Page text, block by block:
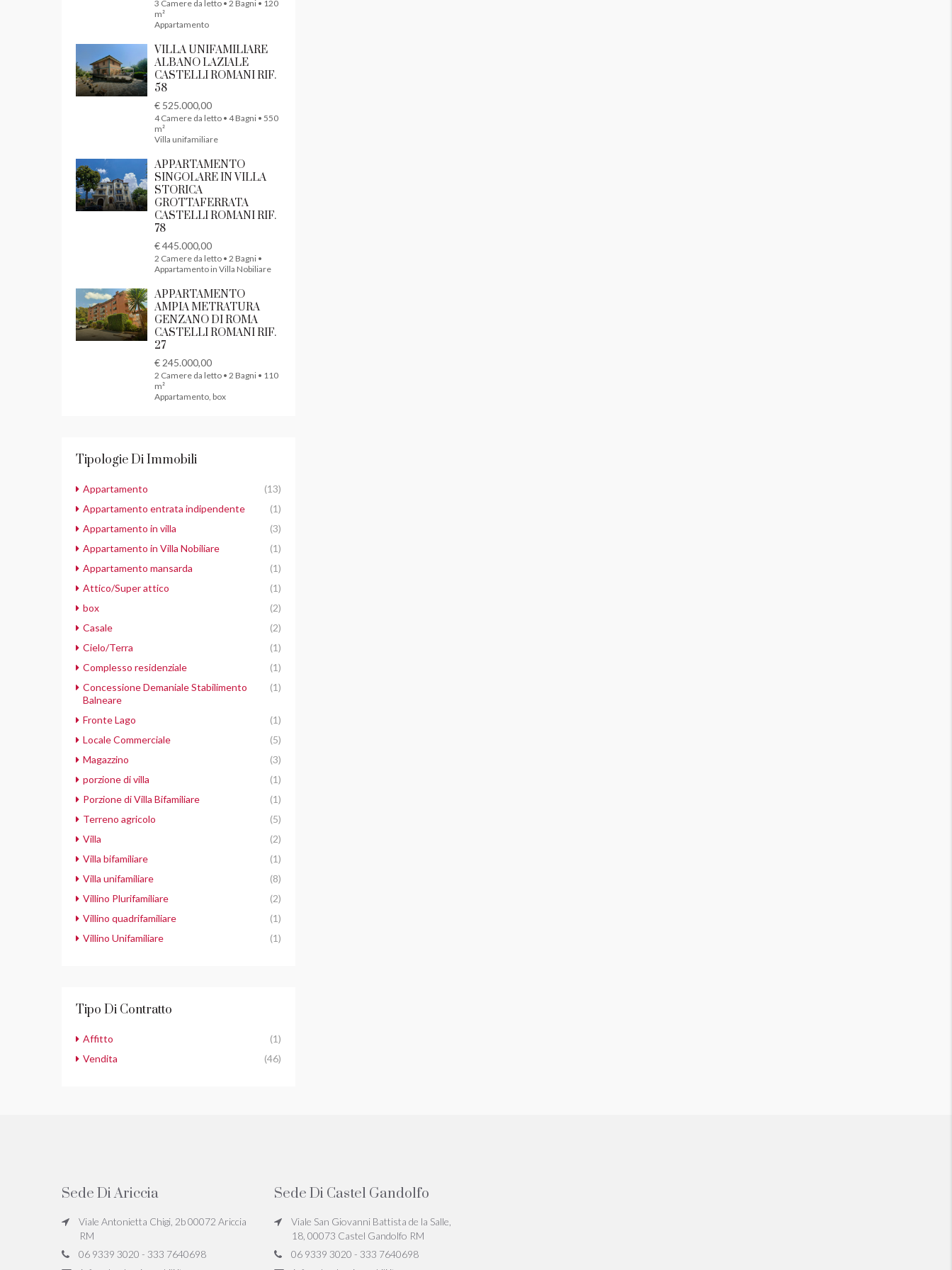
3 Camere da letto • 2 Bagni • 120
m²
Appartamento
VILLA UNIFAMILIARE
ALBANO LAZIALE
CASTELLI ROMANI RIF.
58
€ 525.000,00
4 Camere da letto • 4 Bagni • 550
m²
Villa unifamiliare
APPARTAMENTO
SINGOLARE IN VILLA
STORICA
GROTTAFERRATA
CASTELLI ROMANI RIF.
78
€ 445.000,00
2 Camere da letto • 2 Bagni •
Appartamento in Villa Nobiliare
APPARTAMENTO
AMPIA METRATURA
GENZANO DI ROMA
CASTELLI ROMANI RIF.
27
€ 245.000,00
2 Camere da letto • 2 Bagni • 110
m²
Appartamento, box
Tipologie Di Immobili
Appartamento
(13)
Appartamento entrata indipendente
(1)
Appartamento in villa
(3)
Appartamento in Villa Nobiliare
(1)
Appartamento mansarda
(1)
Attico/Super attico
(1)
box
(2)
Casale
(2)
Cielo/Terra
(1)
Complesso residenziale
(1)
Concessione Demaniale Stabilimento
Balneare
(1)
Fronte Lago
(1)
Locale Commerciale
(5)
Magazzino
(3)
porzione di villa
(1)
Porzione di Villa Bifamiliare
(1)
Terreno agricolo
(5)
Villa
(2)
Villa bifamiliare
(1)
Villa unifamiliare
(8)
Villino Plurifamiliare
(2)
Villino quadrifamiliare
(1)
Villino Unifamiliare
(1)
Tipo Di Contratto
Affitto
(1)
Vendita
(46)
Sede Di Ariccia
Viale Antonietta Chigi, 2b 00072 Ariccia
RM
06 9339 3020 - 333 7640698
Sede Di Castel Gandolfo
Viale San Giovanni Battista de la Salle,
18, 00073 Castel Gandolfo RM
06 9339 3020 - 333 7640698